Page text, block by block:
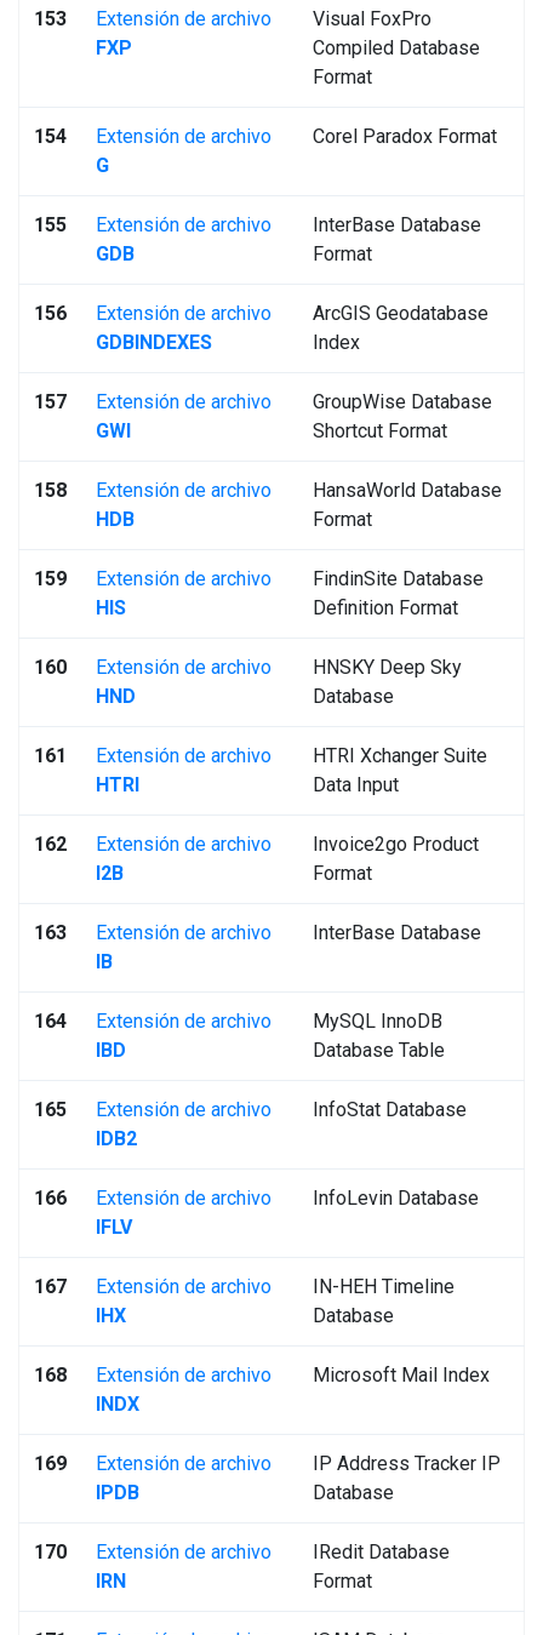
153
Extensión de archivo
FXP
Visual FoxPro
Compiled Database
Format
154
Extensión de archivo
G
Corel Paradox Format
155
Extensión de archivo
GDB
InterBase Database
Format
156
Extensión de archivo
GDBINDEXES
ArcGIS Geodatabase
Index
157
Extensión de archivo
GWI
GroupWise Database
Shortcut Format
158
Extensión de archivo
HDB
HansaWorld Database
Format
159
Extensión de archivo
HIS
FindinSite Database
Definition Format
160
Extensión de archivo
HND
HNSKY Deep Sky
Database
161
Extensión de archivo
HTRI
HTRI Xchanger Suite
Data Input
162
Extensión de archivo
I2B
Invoice2go Product
Format
163
Extensión de archivo
IB
InterBase Database
164
Extensión de archivo
IBD
MySQL InnoDB
Database Table
165
Extensión de archivo
IDB2
InfoStat Database
166
Extensión de archivo
IFLV
InfoLevin Database
167
Extensión de archivo
IHX
IN-HEH Timeline
Database
168
Extensión de archivo
INDX
Microsoft Mail Index
169
Extensión de archivo
IPDB
IP Address Tracker IP
Database
170
Extensión de archivo
IRN
IRedit Database
Format